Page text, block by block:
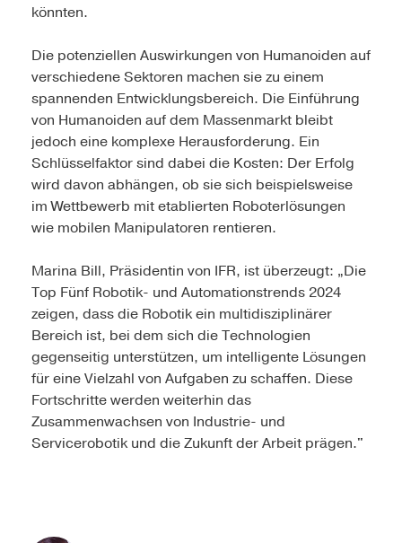
könnten.
Die potenziellen Auswirkungen von Humanoiden auf
verschiedene Sektoren machen sie zu einem
spannenden Entwicklungsbereich. Die Einführung
von Humanoiden auf dem Massenmarkt bleibt
jedoch eine komplexe Herausforderung. Ein
Schlüsselfaktor sind dabei die Kosten: Der Erfolg
wird davon abhängen, ob sie sich beispielsweise
im Wettbewerb mit etablierten Roboterlösungen
wie mobilen Manipulatoren rentieren.
Marina Bill, Präsidentin von IFR, ist überzeugt: „Die
Top Fünf Robotik- und Automationstrends 2024
zeigen, dass die Robotik ein multidisziplinärer
Bereich ist, bei dem sich die Technologien
gegenseitig unterstützen, um intelligente Lösungen
für eine Vielzahl von Aufgaben zu schaffen. Diese
Fortschritte werden weiterhin das
Zusammenwachsen von Industrie- und
Servicerobotik und die Zukunft der Arbeit prägen."